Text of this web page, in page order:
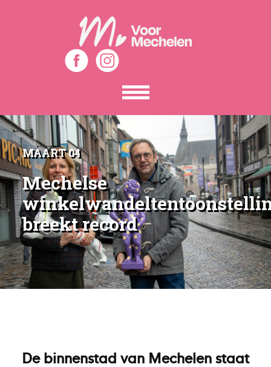
Toon
het
menu
MAART 04
Mechelse
breekt record
De binnenstad van Mechelen staat